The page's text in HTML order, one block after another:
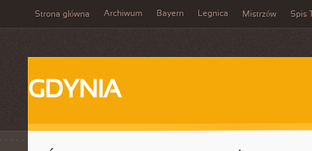
Strona główna Archiwum Bayern Legnica Mistrzów Spis
GDYNIA